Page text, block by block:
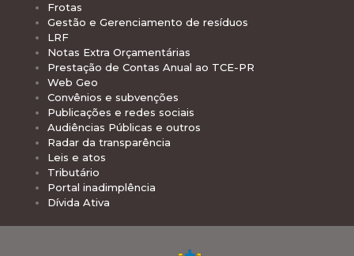
Frotas
Gestão e Gerenciamento de resíduos
LRF
Notas Extra Orçamentárias
Prestação de Contas Anual ao TCE-PR
Web Geo
Convênios e subvenções
Publicações e redes sociais
Audiências Públicas e outros
Radar da transparência
Leis e atos
Tributário
Portal inadimplência
Dívida Ativa